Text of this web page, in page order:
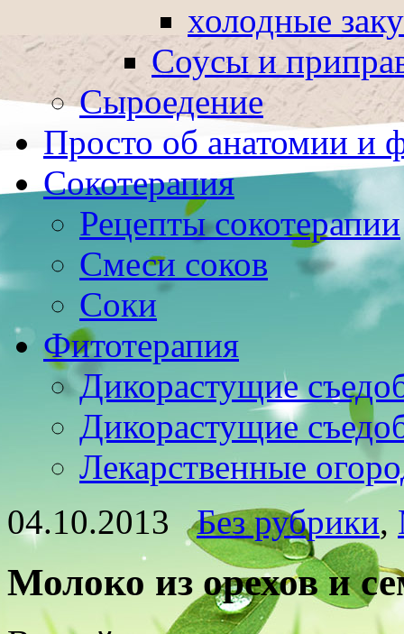
холодные
Соусы и
Сыроедение
Просто об анатомии и
Сокотерапия
Рецепты сокотерапии
Смеси соков
Соки
Фитотерапия
Дикорастущие
Дикорастущие
Лекарственные
04.10.2013
Без рубрики,
Молоко из орехов и